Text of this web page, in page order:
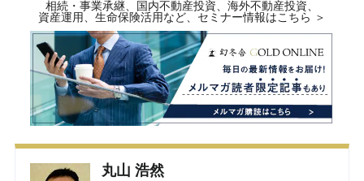
相続・事業承継、国内不動産投資、海外不動産投資、
資産運用、生命保険活用など、セミナー情報はこちら ＞
丸山 浩然